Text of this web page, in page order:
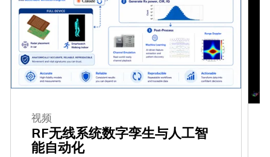
视频
RF无线系统数字孪生与人工智
能自动化